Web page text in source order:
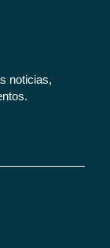
noticias,